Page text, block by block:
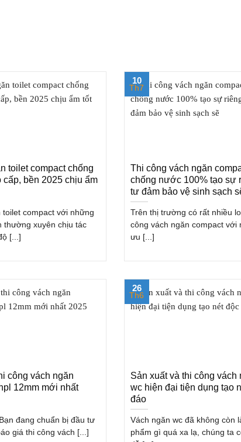
toilet compact chống
bền 2025 chịu ẩm
toilet compact với những
thường xuyên chịu tác
[...]
Thi công vách ngăn
chống nước 100% tạo sự
tư đảm bảo vệ sinh sạch
Trên thị trường có rất nhiều
công vách ngăn compact với
ưu [...]
10
Th7
công vách ngăn
12mm mới nhất
đang chuẩn bị đầu tư
giá thi công vách [...]
Sản xuất và thi công vách
wc hiện đại tiện dụng tạo
đáo
Vách ngăn wc đã không còn
phẩm gì quá xa lạ, chúng ta
26
Th6